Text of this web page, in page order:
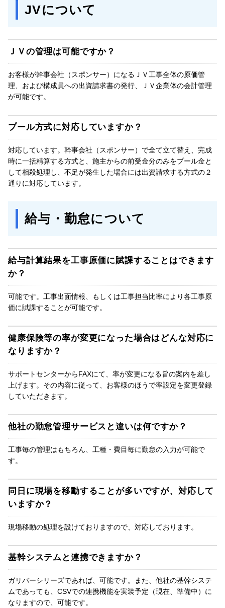
JVについて
ＪＶの管理は可能ですか？
お客様が幹事会社（スポンサー）になるＪＶ工事全体の原価管
理、および構成員への出資請求書の発行、ＪＶ企業体の会計管理
が可能です。
プール方式に対応していますか？
対応しています。幹事会社（スポンサー）で全て立て替え、完成
時に一括精算する方式と、施主からの前受金分のみをプール金と
して相殺処理し、不足が発生した場合には出資請求する方式の２
通りに対応しています。
給与・勤怠について
給与計算結果を工事原価に賦課することはできます
か？
可能です。工事出面情報、もしくは工事担当比率により各工事原
価に賦課することが可能です。
健康保険等の率が変更になった場合はどんな対応に
なりますか？
サポートセンターからFAXにて、率が変更になる旨の案内を差し
上げます。その内容に従って、お客様のほうで率設定を変更登録
していただきます。
他社の勤怠管理サービスと違いは何ですか？
工事毎の管理はもちろん、工種・費目毎に勤怠の入力が可能で
す。
同日に現場を移動することが多いですが、対応して
いますか？
現場移動の処理を設けておりますので、対応しております。
基幹システムと連携できますか？
ガリバーシリーズであれば、可能です。また、他社の基幹システ
ムであっても、CSVでの連携機能を実装予定（現在、準備中）に
なりますので、可能です。